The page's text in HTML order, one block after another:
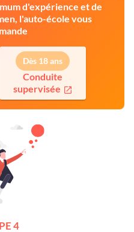
d'expérience et de
l'auto-école vous
Dès 18 ans
Conduite
supervisée
4